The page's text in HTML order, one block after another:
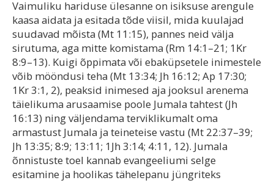
Vaimuliku hariduse ülesanne on isiksuse arengule
kaasa aidata ja esitada tõde viisil, mida kuulajad
suudavad mõista (Mt 11:15), pannes neid välja
sirutuma, aga mitte komistama (Rm 14:1–21; 1Kr
8:9–13). Kuigi õppimata või ebaküpsetele inimestele
võib mööndusi teha (Mt 13:34; Jh 16:12; Ap 17:30;
1Kr 3:1, 2), peaksid inimesed aja jooksul arenema
täielikuma arusaamise poole Jumala tahtest (Jh
16:13) ning väljendama terviklikumalt oma
armastust Jumala ja teineteise vastu (Mt 22:37–39;
Jh 13:35; 8:9; 13:11; 1Jh 3:14; 4:11, 12). Jumala
õnnistuste toel kannab evangeeliumi selge
esitamine ja hoolikas tähelepanu jüngriteks